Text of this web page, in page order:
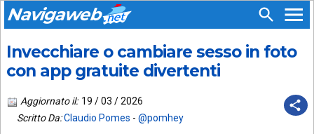
Navigaweb
HOME
SIAMO
SEGUICI
SU:
APP
ANDROID
Invecchiare o cambiare sesso in foto
con app gratuite divertenti
Aggiornato il: 19 / 03 / 2026
Scritto Da:Claudio Pomes - @pomhey